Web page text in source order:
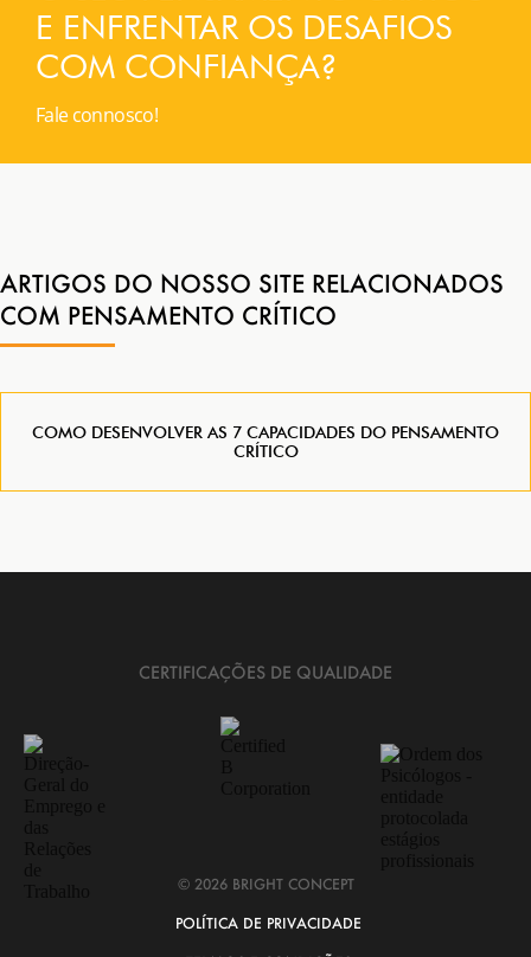
E ENFRENTAR OS DESAFIOS
COM CONFIANÇA?
Fale connosco!
ARTIGOS DO NOSSO SITE RELACIONADOS
COM PENSAMENTO CRÍTICO
COMO DESENVOLVER AS 7 CAPACIDADES DO PENSAMENTO
CRÍTICO
CERTIFICAÇÕES DE QUALIDADE
© 2026 BRIGHT CONCEPT
POLÍTICA DE PRIVACIDADE